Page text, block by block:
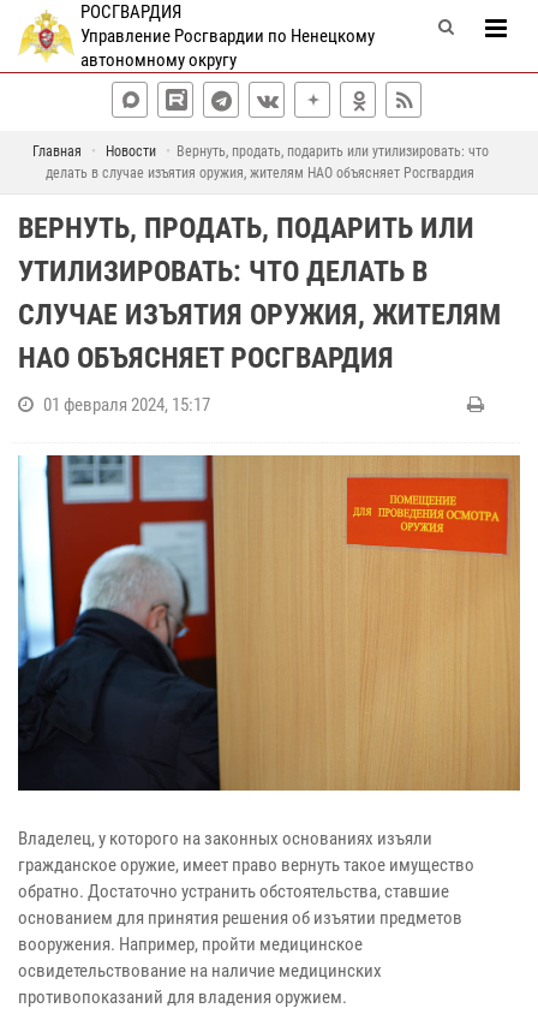
РОСГВАРДИЯ
Управление Росгвардии по Ненецкому
автономному округу
Главная Новости
Вернуть, продать, подарить или утилизировать: что
делать в случае изъятия оружия, жителям НАО объясняет Росгвардия
ВЕРНУТЬ, ПРОДАТЬ, ПОДАРИТЬ ИЛИ
УТИЛИЗИРОВАТЬ: ЧТО ДЕЛАТЬ В
СЛУЧАЕ ИЗЪЯТИЯ ОРУЖИЯ, ЖИТЕЛЯМ
НАО ОБЪЯСНЯЕТ РОСГВАРДИЯ
01 февраля 2024, 15:17
Владелец, у которого на законных основаниях изъяли
гражданское оружие, имеет право вернуть такое имущество
обратно. Достаточно устранить обстоятельства, ставшие
основанием для принятия решения об изъятии предметов
вооружения. Например, пройти медицинское
освидетельствование на наличие медицинских
противопоказаний для владения оружием.